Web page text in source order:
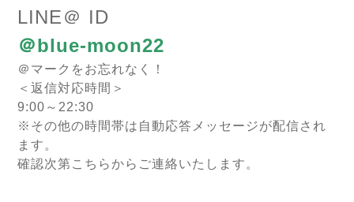
LINE＠ ID
＠blue-moon22
＠マークをお忘れなく！
＜返信対応時間＞
9:00～22:30
※その他の時間帯は自動応答メッセージが配信され
ます。
確認次第こちらからご連絡いたします。